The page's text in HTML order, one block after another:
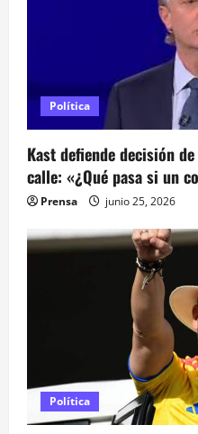
s
Política
Kast defiende decisión
calle: «¿Qué pasa si un
Prensa junio 25, 2026
Política